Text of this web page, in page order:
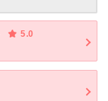
5.0